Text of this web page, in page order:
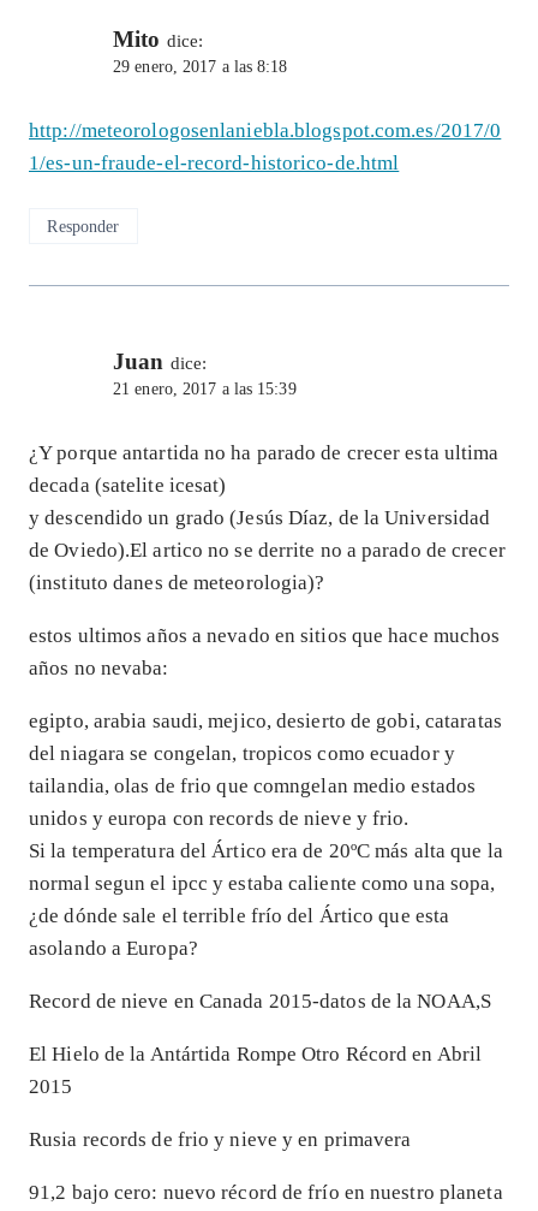
Mito dice:
29 enero, 2017 a las 8:18
http://meteorologosenlaniebla.blogspot.com.es/2017/0
1/es-un-fraude-el-record-historico-de.html
Responder
Juan dice:
21 enero, 2017 a las 15:39
¿Y porque antartida no ha parado de crecer esta ultima
decada (satelite icesat)
y descendido un grado (Jesús Díaz, de la Universidad
de Oviedo).El artico no se derrite no a parado de crecer
(instituto danes de meteorologia)?
estos ultimos años a nevado en sitios que hace muchos
años no nevaba:
egipto, arabia saudi, mejico, desierto de gobi, cataratas
del niagara se congelan, tropicos como ecuador y
tailandia, olas de frio que comngelan medio estados
unidos y europa con records de nieve y frio.
Si la temperatura del Ártico era de 20ºC más alta que la
normal segun el ipcc y estaba caliente como una sopa,
¿de dónde sale el terrible frío del Ártico que esta
asolando a Europa?
Record de nieve en Canada 2015-datos de la NOAA,S
El Hielo de la Antártida Rompe Otro Récord en Abril
2015
Rusia records de frio y nieve y en primavera
91,2 bajo cero: nuevo récord de frío en nuestro planeta